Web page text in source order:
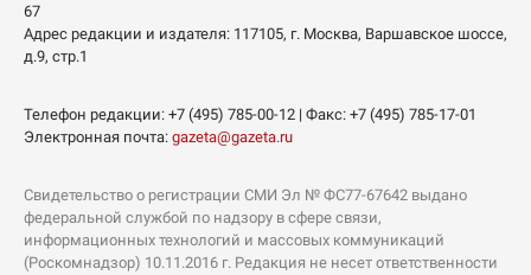
67
Адрес редакции и издателя: 117105, г. Москва, Варшавское шоссе,
д.9, стр.1
Телефон редакции: +7 (495) 785-00-12 | Факс: +7 (495) 785-17-01
Электронная почта: gazeta@gazeta.ru
Свидетельство о регистрации СМИ Эл № ФС77-67642 выдано
федеральной службой по надзору в сфере связи,
информационных технологий и массовых коммуникаций
(Роскомнадзор) 10.11.2016 г. Редакция не несет ответственности